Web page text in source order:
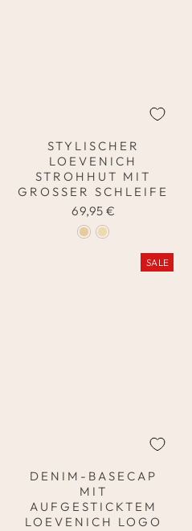
STYLISCHER
LOEVENICH
STROHHUT MIT
GROSSER SCHLEIFE
69,95 €
SALE
DENIM-BASECAP
MIT
AUFGESTICKTEM
LOEVENICH LOGO